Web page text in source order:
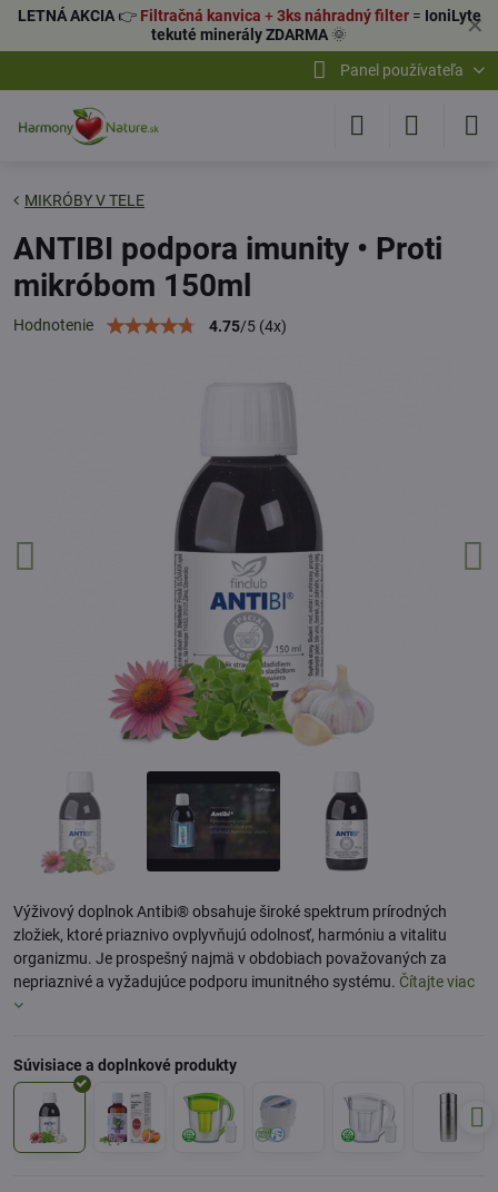
✕
LETNÁ AKCIA👉 Filtračná kanvica +3ks náhradný filter= IoniLyte
tekuté minerály ZDARMA 🌞
Panel používateľa
MIKRÓBY V TELE
ANTIBI podpora imunity • Proti
mikróbom 150ml
Hodnotenie 4.75/5 (4x)
Výživový doplnok Antibi® obsahuje široké spektrum prírodných
zložiek, ktoré priaznivo ovplyvňujú odolnosť, harmóniu a vitalitu
organizmu. Je prospešný najmä v obdobiach považovaných za
nepriaznivé a vyžadujúce podporu imunitného systému. Čítajte viac